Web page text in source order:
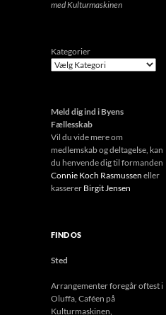
med Kulturmaskinen
Kategorier
Meld dig ind i Byens
Fællesskab
Vil du vide mere om
medlemskab og deltagelse, kan
du henvende dig til formanden
Connie Koch Rasmussen eller
kasserer Birgit Jensen
FIND OS
Sted
Arrangementer foregår oftest i
Oluffa, Caféen på
Kulturmaskinen,